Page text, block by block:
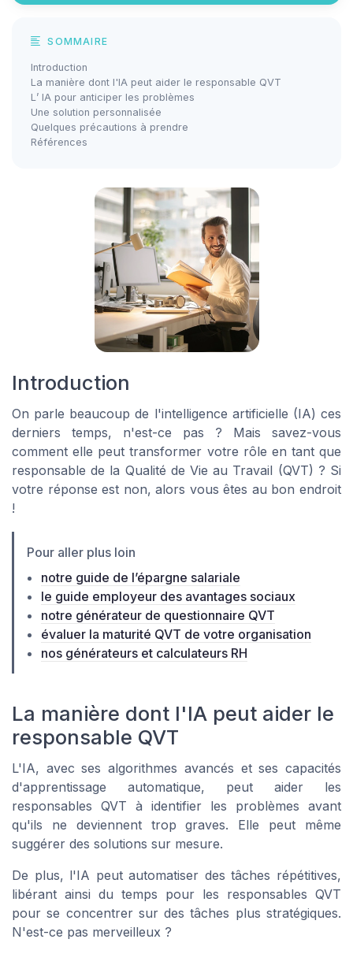
SOMMAIRE
Introduction
La manière dont l'IA peut aider le responsable QVT
L’ IA pour anticiper les problèmes
Une solution personnalisée
Quelques précautions à prendre
Références
Introduction
On parle beaucoup de l'intelligence artificielle (IA) ces
derniers temps, n'est-ce pas ? Mais savez-vous
comment elle peut transformer votre rôle en tant que
responsable de la Qualité de Vie au Travail (QVT) ? Si
votre réponse est non, alors vous êtes au bon endroit
!
Pour aller plus loin
notre guide de l’épargne salariale
le guide employeur des avantages sociaux
notre générateur de questionnaire QVT
évaluer la maturité QVT de votre organisation
nos générateurs et calculateurs RH
La manière dont l'IA peut aider le
responsable QVT
L'IA, avec ses algorithmes avancés et ses capacités
d'apprentissage automatique, peut aider les
responsables QVT à identifier les problèmes avant
qu'ils ne deviennent trop graves. Elle peut même
suggérer des solutions sur mesure.
De plus, l'IA peut automatiser des tâches répétitives,
libérant ainsi du temps pour les responsables QVT
pour se concentrer sur des tâches plus stratégiques.
N'est-ce pas merveilleux ?